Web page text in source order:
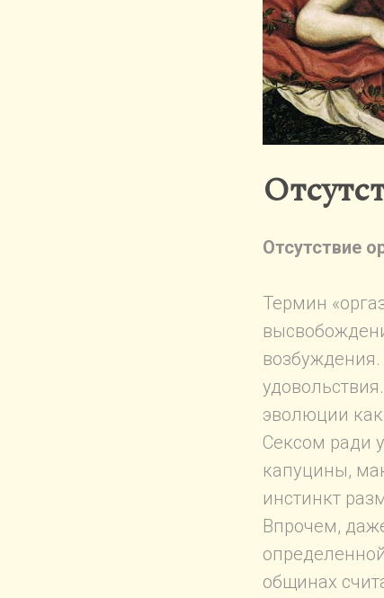
Отсутствие
Термин
эволюции
Сексом ради
капуцины,
инстинкт
Впрочем,
общинах